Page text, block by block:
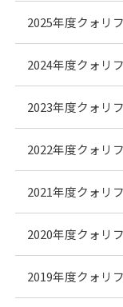
2025年度クォリ
2024年度クォリ
2023年度クォリ
2022年度クォリ
2021年度クォリ
2020年度クォリ
2019年度クォリ